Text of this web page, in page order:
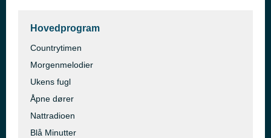
Hovedprogram
Countrytimen
Morgenmelodier
Ukens fugl
Åpne dører
Nattradioen
Blå Minutter